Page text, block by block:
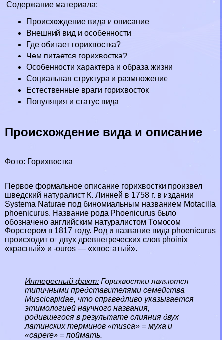
Содержание материала:
Происхождение вида и описание
Внешний вид и особенности
Где обитает горихвостка?
Чем питается горихвостка?
Особенности хаpaктера и образа жизни
Социальная структура и размножение
Естественные враги горихвосток
Популяция и статус вида
Происхождение вида и описание
Фото: Горихвостка
Первое формальное описание горихвостки произвел
шведский натуралист К. Линней в 1758 г. в издании
Systema Naturae под биномиальным названием Motacilla
phoenicurus. Название рода Phoenicurus было
обозначено английским натуралистом Томосом
Форстером в 1817 году. Род и название вида phoenicurus
происходит от двух древнегреческих слов phoinix
«красный» и -ouros — «хвостатый».
Интересный факт: Горихвостки являются
типичными представителями семейства
Muscicapidae, что справедливо указывается
этимологией научного названия,
родившегося в результате слияния двух
латинских терминов «musca» = муха и
«capere» = поймать.